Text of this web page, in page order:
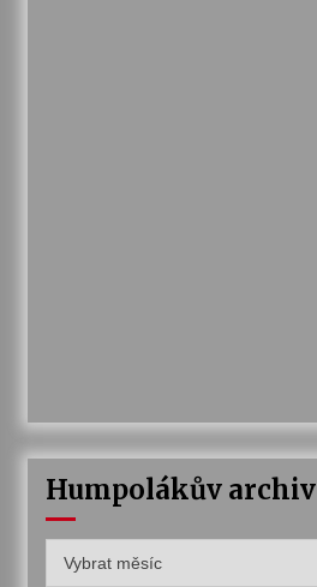
Humpolákův archiv
archiv